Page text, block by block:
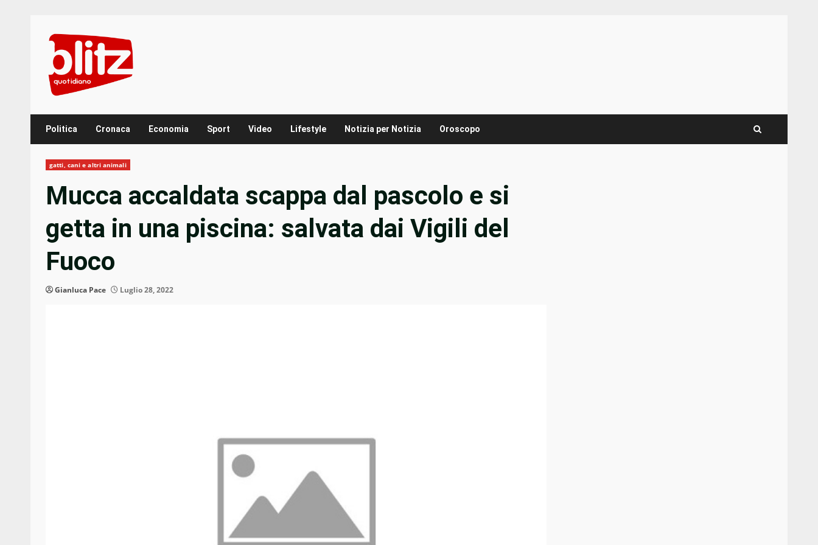
content
Politica Cronaca Economia Sport Video Lifestyle Notizia per Notizia Oroscopo
gatti, cani e altri animali
Mucca accaldata scappa dal pascolo e si
getta in una piscina: salvata dai Vigili del
Fuoco
Gianluca Pace Luglio 28, 2022